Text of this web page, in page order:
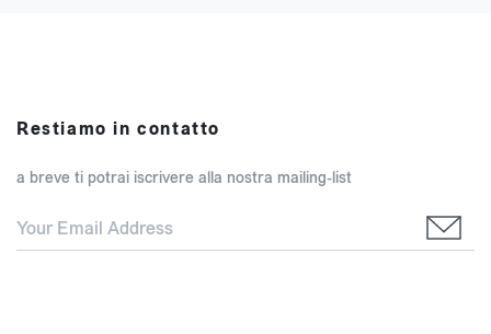
Restiamo in contatto
a breve ti potrai iscrivere alla nostra mailing-list